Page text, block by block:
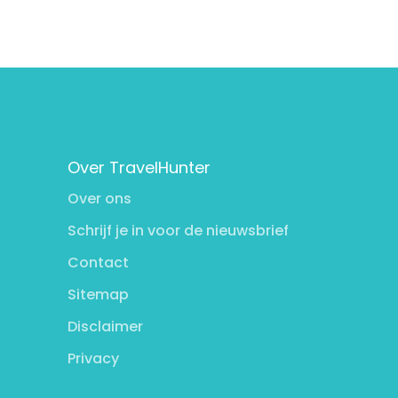
Over TravelHunter
Over ons
Schrijf je in voor de nieuwsbrief
Contact
Sitemap
Disclaimer
Privacy